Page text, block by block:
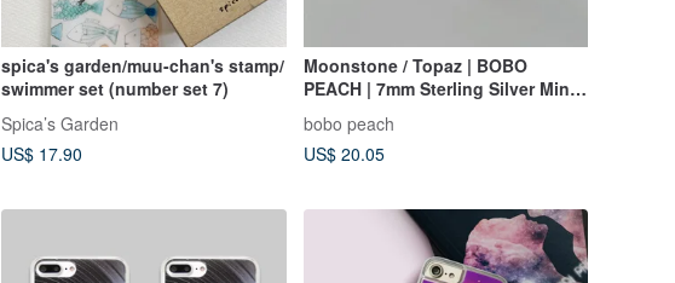
spica's garden/muu-chan's stamp/
swimmer set (number set 7)
Spica’s Garden
US$ 17.90
Moonstone / Topaz | BOBO
PEACH | 7mm Sterling Silver Mini
Ear Cuffs || Exclusive Edition
bobo peach
US$ 20.05